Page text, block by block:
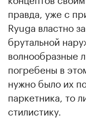
правда, уже с
Ryuga властно
брутальной
волнообразные
погребены в
нужно было их
паркетника, то
стилистику.